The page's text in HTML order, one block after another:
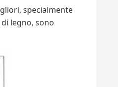
specialmente
legno, sono